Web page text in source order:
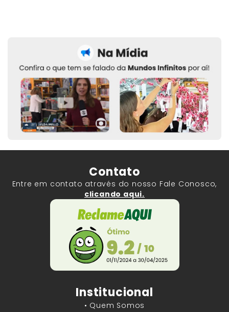
Contato
Entre em contato através do nosso Fale Conosco,
clicando aqui.
Institucional
• Quem Somos